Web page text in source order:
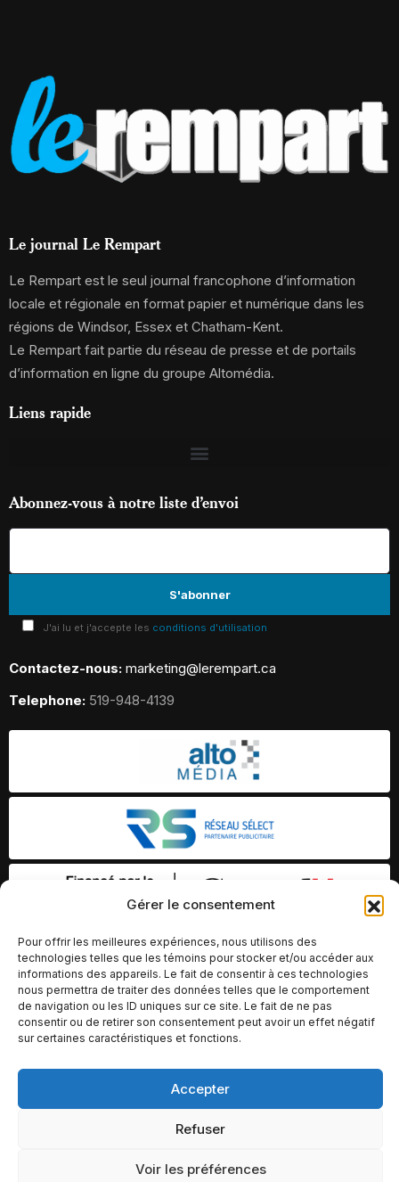
Gérer le consentement
Pour offrir les meilleures expériences, nous utilisons des
technologies telles que les témoins pour stocker et/ou accéder aux
informations des appareils. Le fait de consentir à ces technologies
nous permettra de traiter des données telles que le comportement
de navigation ou les ID uniques sur ce site. Le fait de ne pas
consentir ou de retirer son consentement peut avoir un effet négatif
sur certaines caractéristiques et fonctions.
Accepter
Refuser
Voir les préférences
Le journal Le Rempart
Le Rempart est le seul journal francophone d’information
locale et régionale en format papier et numérique dans les
régions de Windsor, Essex et Chatham-Kent.
Le Rempart fait partie du réseau de presse et de portails
d’information en ligne du groupe Altomédia.
Liens rapide
Abonnez-vous à notre liste d’envoi
J'ai lu et j'accepte les conditions d'utilisation
Contactez-nous: marketing@lerempart.ca
Telephone: 519-948-4139
© Copyright 2026 – Altomédia Inc |
Ce site internet a été conçu et développé par Chameleon Ideas